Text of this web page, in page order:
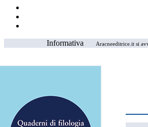
Informativa
Aracneeditrice.it si